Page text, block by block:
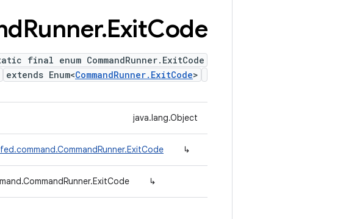
Runner.ExitCode
final enum CommandRunner.ExitCode
extends Enum<CommandRunner.ExitCode>
java.lang.Object
↳
↳